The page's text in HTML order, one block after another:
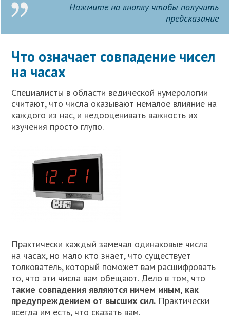
Нажмите на кнопку чтобы получить
предсказание
Что означает совпадение чисел
на часах
Специалисты в области ведической нумерологии
считают, что числа оказывают немалое влияние на
каждого из нас, и недооценивать важность их
изучения просто глупо.
Практически каждый замечал одинаковые числа
на часах, но мало кто знает, что существует
толкователь, который поможет вам расшифровать
то, что эти числа вам обещают. Дело в том, что
такие совпадения являются ничем иным, как
предупреждением от высших сил. Практически
всегда им есть, что сказать вам.